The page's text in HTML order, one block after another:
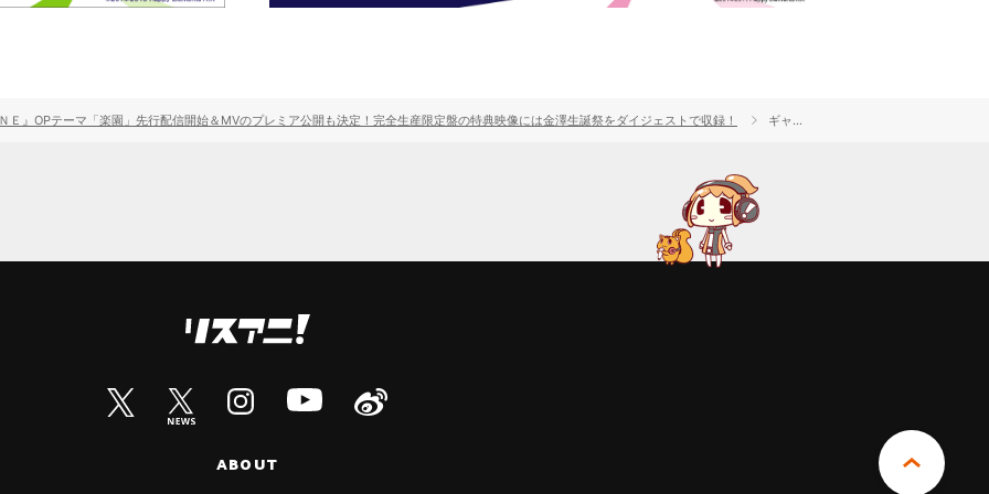
Ｅ』OPテーマ「楽園」先行配信開始＆MVのプレミア公開も決定！完全生産限定盤の特典映像には金澤生誕祭をダイジェストで収録！ ギャラリー
ABOUT